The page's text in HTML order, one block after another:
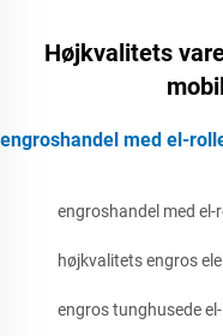
Højkvalitets
engroshandel med el-
engroshandel med el-
højkvalitets engros
engros tunghusede